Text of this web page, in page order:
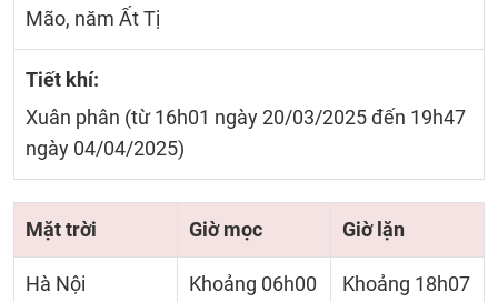
Mão, năm Ất Tị
Tiết khí:
Xuân phân (từ 16h01 ngày 20/03/2025 đến 19h47
ngày 04/04/2025)
Mặt trời Giờ mọc Giờ lặn
Hà Nội Khoảng 06h00 Khoảng 18h07